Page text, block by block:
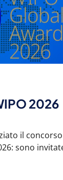
2026
il concorso
sono